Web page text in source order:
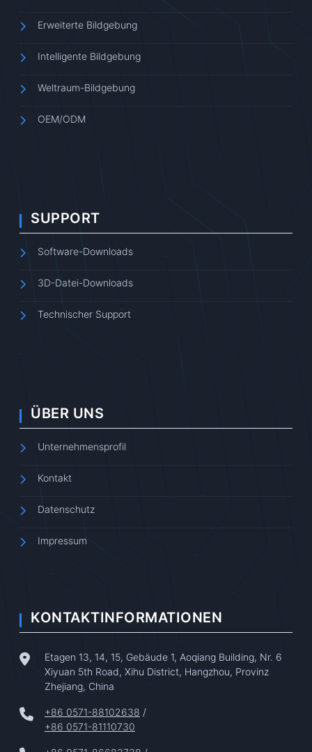
Erweiterte Bildgebung
Intelligente Bildgebung
Weltraum-Bildgebung
OEM/ODM
SUPPORT
Software-Downloads
3D-Datei-Downloads
Technischer Support
ÜBER UNS
Unternehmensprofil
Kontakt
Datenschutz
Impressum
KONTAKTINFORMATIONEN
Etagen 13, 14, 15, Gebäude 1, Aoqiang Building, Nr. 6
Xiyuan 5th Road, Xihu District, Hangzhou, Provinz
Zhejiang, China
+86 0571-88102638 /
+86 0571-81110730